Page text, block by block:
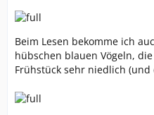
Beim Lesen bekomme ich
hübschen blauen Vögeln,
Frühstück sehr niedlich